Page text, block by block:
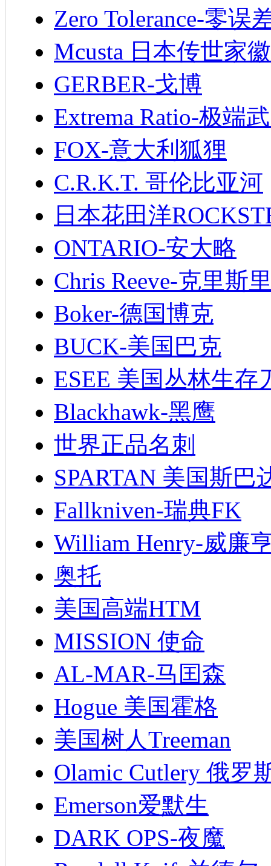
Zero Tolerance-零误
Mcusta 日本传世家徽
GERBER-戈博
Extrema Ratio-极端
FOX-意大利狐狸
C.R.K.T. 哥伦比亚河
日本花田洋
ONTARIO-安大略
Chris Reeve-克里斯
Boker-德国博克
BUCK-美国巴克
ESEE 美国丛林生存
Blackhawk-黑鹰
世界正品名刺
SPARTAN 美国斯巴
Fallkniven-瑞典FK
William Henry-威廉
奥托
美国高端HTM
MISSION 使命
AL-MAR-马囯森
Hogue 美国霍格
美国树人Treeman
Olamic Cutlery 俄罗
Emerson爱默生
DARK OPS-夜魔